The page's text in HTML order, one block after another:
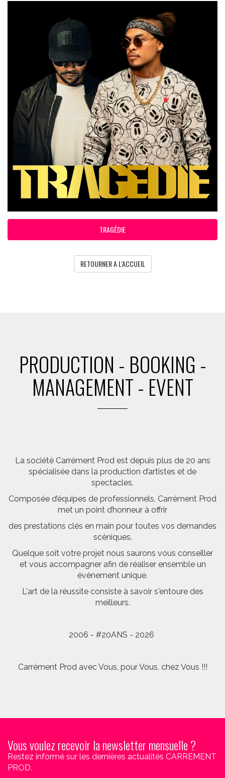
TRAGÉDIE
RETOURNER A L'ACCUEIL
PRODUCTION - BOOKING -
MANAGEMENT - EVENT
La société Carrément Prod est depuis plus de 20 ans
spécialisée dans la production d’artistes et de
spectacles.
Composée d’équipes de professionnels, Carrément Prod
met un point d’honneur à offrir
des prestations clés en main pour toutes vos demandes
scéniques.
Quelque soit votre projet nous saurons vous conseiller
et vous accompagner afin de réaliser ensemble un
évènement unique.
L'art de la réussite consiste à savoir s'entoure des
meilleurs.
2006 - #20ANS - 2026
Carrément Prod avec Vous, pour Vous, chez Vous !!!
Vous voulez recevoir la newsletter mensuelle ?
Restez informé sur les dernières actualités CARREMENT
PROD.